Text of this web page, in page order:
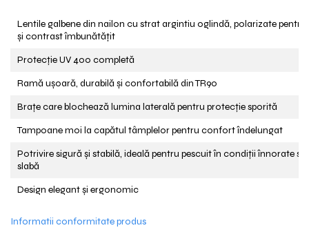
Lentile galbene din nailon cu strat argintiu oglindă, polarizate
și contrast îmbunătățit
Protecție UV 400 completă
Ramă ușoară, durabilă și confortabilă din TR90
Brațe care blochează lumina laterală pentru protecție sporită
Tampoane moi la capătul tâmplelor pentru confort îndelungat
Potrivire sigură și stabilă, ideală pentru pescuit în condiții înnorate
slabă
Design elegant și ergonomic
Informatii conformitate produs